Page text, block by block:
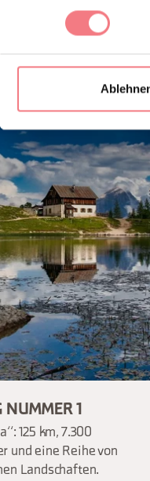
NUMMER 1
125 km, 7.300
und eine Reihe von
Landschaften.